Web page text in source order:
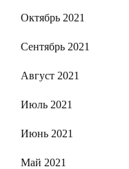
Октябрь 2021
Сентябрь 2021
Август 2021
Июль 2021
Июнь 2021
Май 2021